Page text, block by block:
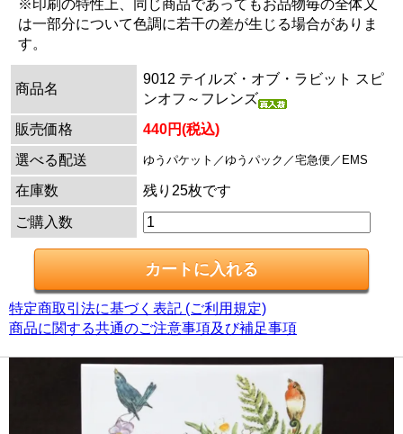
※印刷の特性上、同じ商品であってもお品物毎の全体又
は一部分について色調に若干の差が生じる場合がありま
す。
商品名
9012 テイルズ・オブ・ラビット スピ
ンオフ～フレンズ
販売価格
440円(税込)
選べる配送
ゆうパケット／ゆうパック／宅急便／EMS
在庫数 残り25枚です
ご購入数
特定商取引法に基づく表記 (ご利用規定)
商品に関する共通のご注意事項及び補足事項